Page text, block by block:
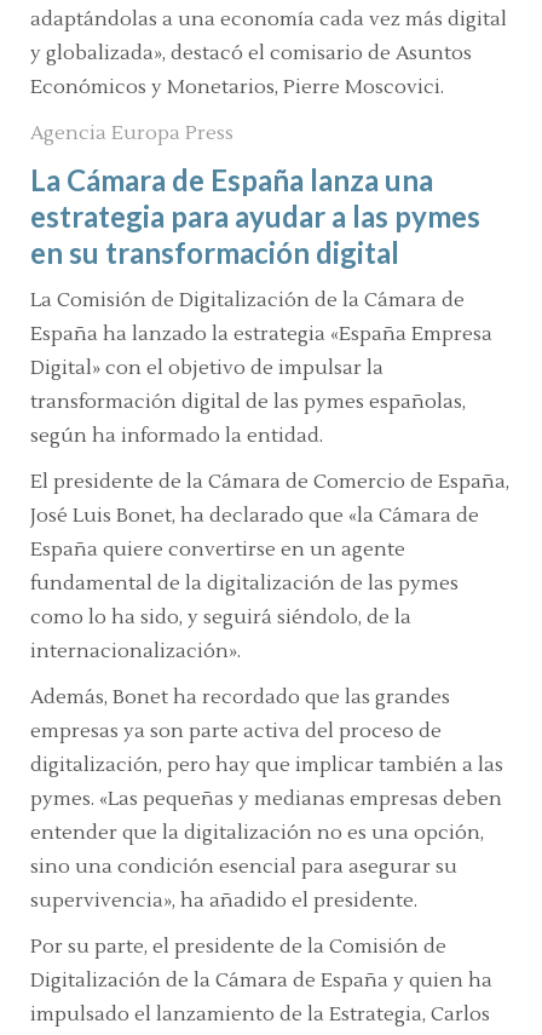
adaptándolas a una economía cada vez más digital
y globalizada», destacó el comisario de Asuntos
Económicos y Monetarios, Pierre Moscovici.
Agencia Europa Press
La Cámara de España lanza una
estrategia para ayudar a las pymes
en su transformación digital
La Comisión de Digitalización de la Cámara de
España ha lanzado la estrategia «España Empresa
Digital» con el objetivo de impulsar la
transformación digital de las pymes españolas,
según ha informado la entidad.
El presidente de la Cámara de Comercio de España,
José Luis Bonet, ha declarado que «la Cámara de
España quiere convertirse en un agente
fundamental de la digitalización de las pymes
como lo ha sido, y seguirá siéndolo, de la
internacionalización».
Además, Bonet ha recordado que las grandes
empresas ya son parte activa del proceso de
digitalización, pero hay que implicar también a las
pymes. «Las pequeñas y medianas empresas deben
entender que la digitalización no es una opción,
sino una condición esencial para asegurar su
supervivencia», ha añadido el presidente.
Por su parte, el presidente de la Comisión de
Digitalización de la Cámara de España y quien ha
impulsado el lanzamiento de la Estrategia, Carlos